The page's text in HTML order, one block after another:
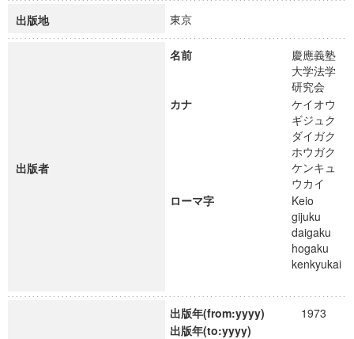
出版地 東京
出版者
名前
慶應義塾
大学法学
研究会
カナ
ケイオウ
ギジュク
ダイガク
ホウガク
ケンキュ
ウカイ
ローマ字
Keio
gijuku
daigaku
hogaku
kenkyukai
出版年(from:yyyy)
1973
出版年(to:yyyy)